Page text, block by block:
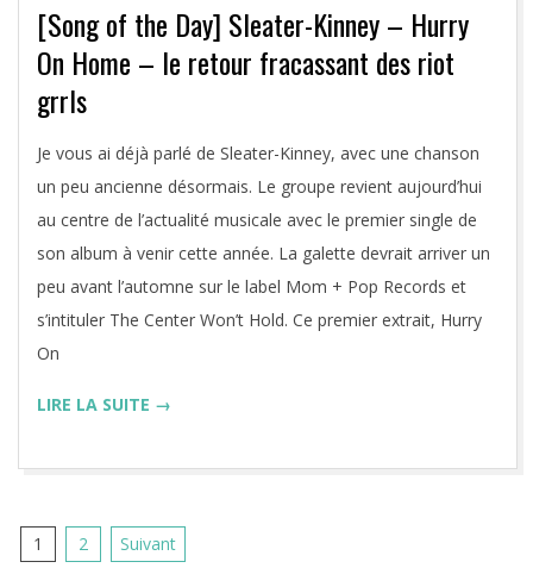
[Song of the Day] Sleater-Kinney – Hurry
On Home – le retour fracassant des riot
grrls
2019-
05-
29
Je vous ai déjà parlé de Sleater-Kinney, avec une chanson
un peu ancienne désormais. Le groupe revient aujourd’hui
au centre de l’actualité musicale avec le premier single de
son album à venir cette année. La galette devrait arriver un
peu avant l’automne sur le label Mom + Pop Records et
s’intituler The Center Won’t Hold. Ce premier extrait, Hurry
On
LIRE LA SUITE →
Pagination
1 2 Suivant